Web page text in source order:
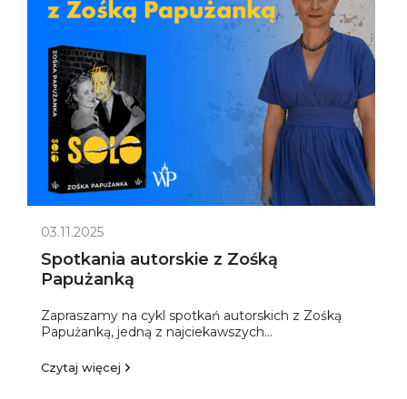
03.11.2025
Spotkania autorskie z Zośką
Papużanką
Zapraszamy na cykl spotkań autorskich z Zośką
Papużanką, jedną z najciekawszych...
Czytaj więcej